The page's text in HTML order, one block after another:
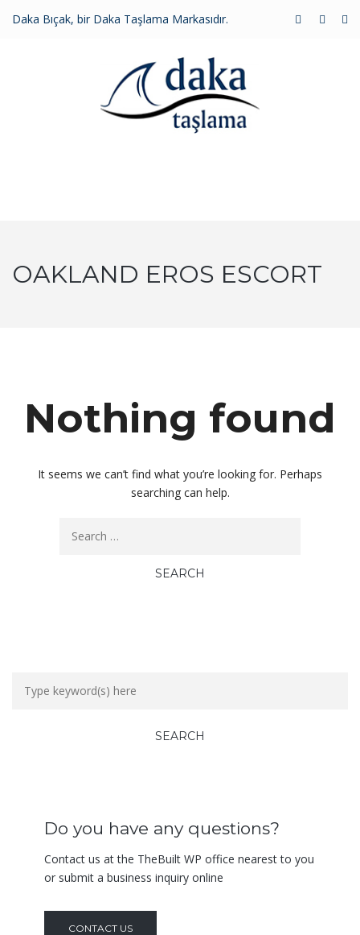
Daka Bıçak, bir Daka Taşlama Markasıdır.
OAKLAND EROS ESCORT
Nothing found
It seems we can’t find what you’re looking for. Perhaps
searching can help.
Do you have any questions?
Contact us at the TheBuilt WP office nearest to you
or submit a business inquiry online
CONTACT US